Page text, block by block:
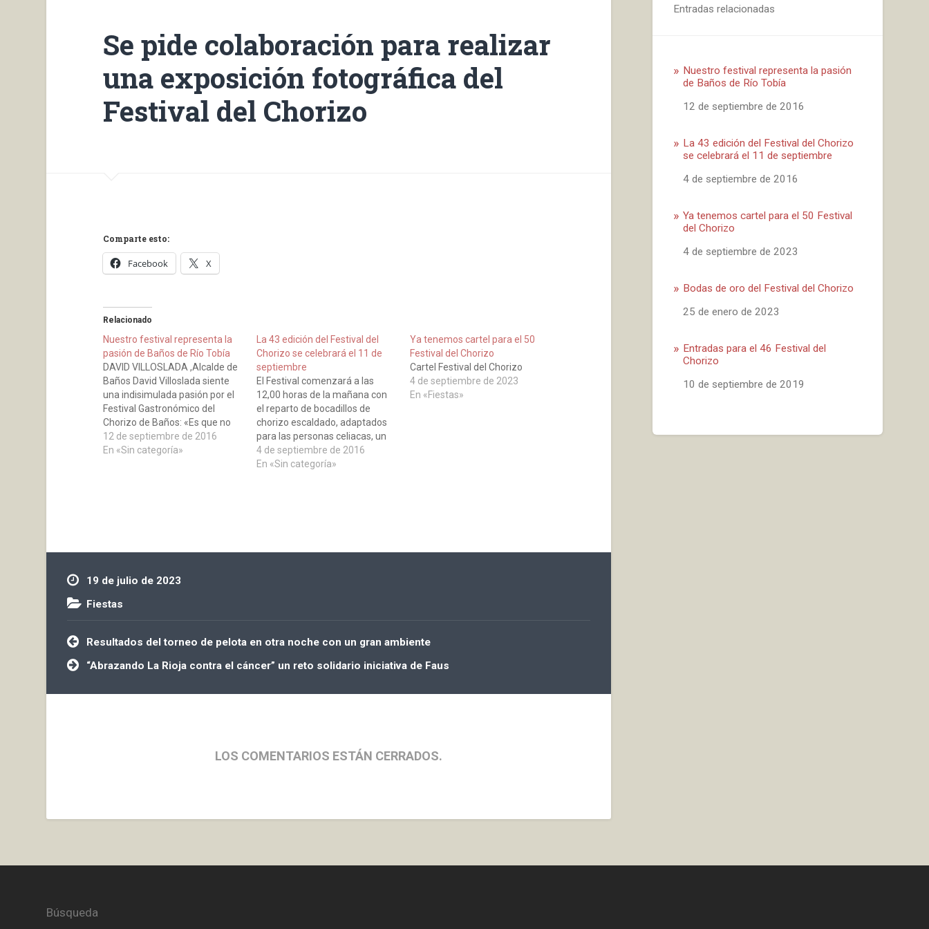
Se pide colaboración para realizar
una exposición fotográfica del
Festival del Chorizo
Comparte esto:
Facebook X
Relacionado
Nuestro festival representa la
pasión de Baños de Río Tobía
DAVID VILLOSLADA ,Alcalde de
Baños David Villoslada siente
una indisimulada pasión por el
Festival Gastronómico del
Chorizo de Baños: «Es que no
nos damos cuenta, pero tiene
mucho valor que este año
12 de septiembre de 2016
En «Sin categoría»
La 43 edición del Festival del
Chorizo se celebrará el 11 de
septiembre
El Festival comenzará a las
12,00 horas de la mañana con
el reparto de bocadillos de
chorizo escaldado, adaptados
para las personas celiacas, un
embutido preparado de forma
especial por las empresas
4 de septiembre de 2016
En «Sin categoría»
Ya tenemos cartel para el 50
Festival del Chorizo
Cartel Festival del Chorizo
4 de septiembre de 2023
En «Fiestas»
19 de julio de 2023
Fiestas
Navegación
de
entradas
Resultados del torneo de pelota en otra noche con un gran ambiente
“Abrazando La Rioja contra el cáncer” un reto solidario iniciativa de Faus
LOS COMENTARIOS ESTÁN CERRADOS.
Entradas relacionadas
Nuestro festival representa la pasión
de Baños de Río Tobía
Fecha
12 de septiembre de 2016
La 43 edición del Festival del Chorizo
se celebrará el 11 de septiembre
Fecha
4 de septiembre de 2016
Ya tenemos cartel para el 50 Festival
del Chorizo
Fecha
4 de septiembre de 2023
Bodas de oro del Festival del Chorizo
Fecha
25 de enero de 2023
Entradas para el 46 Festival del
Chorizo
Fecha
10 de septiembre de 2019
Búsqueda